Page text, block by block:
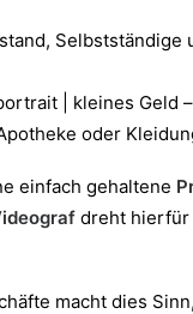
Selbstständige
| kleines Geld
oder
einfach gehaltene
dreht hierfür
macht dies